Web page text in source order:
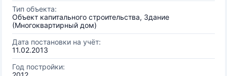
Тип объекта:
Объект капитального строительства, Здание
(Многоквартирный дом)
Дата постановки на учёт:
11.02.2013
Год постройки: